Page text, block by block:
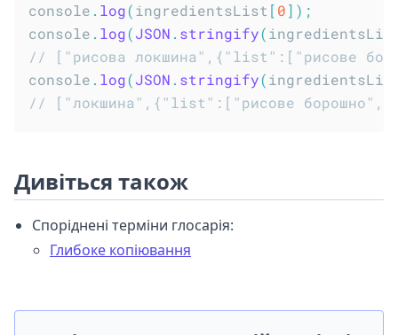
console . log(ingredientsList [0] ) ;
console . log(JSON . stringify(
// ["рисова локшина",{"list":["рисове
console . log(JSON . stringify(
// ["локшина",{"list":["рисове
Дивіться також
Споріднені терміни глосарія:
Глибоке копіювання